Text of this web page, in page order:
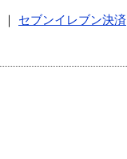
セブンイレブン決済